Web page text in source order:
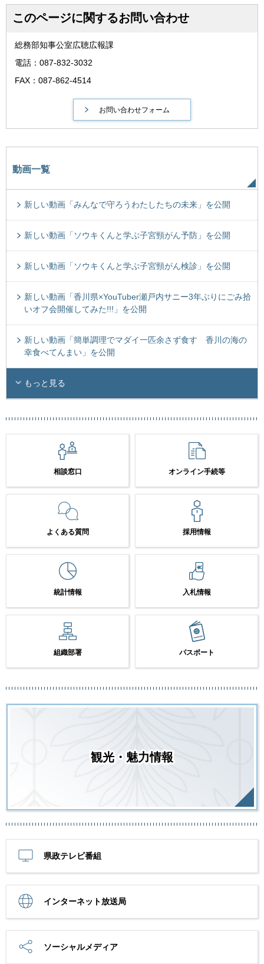
このページに関するお問い合わせ
総務部知事公室広聴広報課
電話：087-832-3032
FAX：087-862-4514
動画一覧
新しい動画「みんなで守ろうわたしたちの未来」を公開
新しい動画「ソウキくんと学ぶ子宮頸がん予防」を公開
新しい動画「ソウキくんと学ぶ子宮頸がん検診」を公開
新しい動画「香川県×YouTuber瀬戸内サニー3年ぶりにごみ拾
いオフ会開催してみた!!!」を公開
新しい動画「簡単調理でマダイ一匹余さず食す 香川の海の
幸食べてんまい」を公開
もっと見る
相談窓口 オンライン手続等
よくある質問 採用情報
統計情報 入札情報
組織部署 パスポート
観光・魅力情報
県政テレビ番組
インターネット放送局
ソーシャルメディア